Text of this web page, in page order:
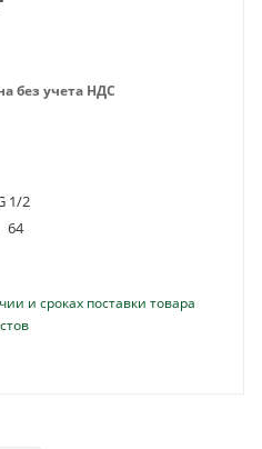
без учета НДС
1/2
64
и сроках поставки товара